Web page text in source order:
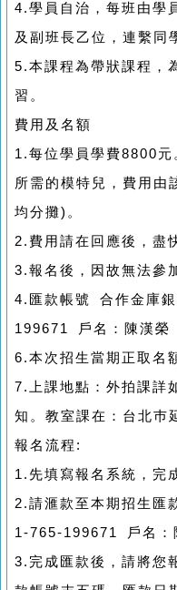
4.學員自治，每班由學
及副班長乙位，連繫同
5.本課程為帶狀課程，
習。
費用及名額
1.每位學員學費8800
所需的模特兒，費用由
均分攤)。
2.費用請在回應後，盡
3.報名後，因故無法參
4.匯款帳號 合作金庫
199671 戶名：陳漢榮
6.本次招生當期正取名
7.上課地點：外拍課詳
知。教室課在：台北巿
報名流程:
1.先填寫報名系統，完
2.請滙款至本期招生
1-765-199671 戶名：
3.完成匯款後，請將您